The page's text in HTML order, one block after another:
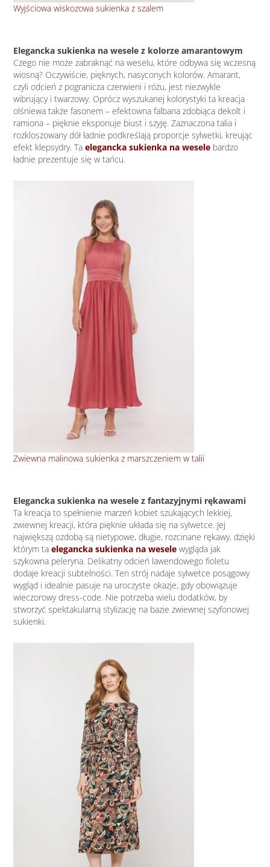
Wyjściowa wiskozowa sukienka z szalem
Elegancka sukienka na wesele z kolorze amarantowym
Czego nie może zabraknąć na weselu, które odbywa się wczesną
wiosną? Oczywiście, pięknych, nasyconych kolorów. Amarant,
czyli odcień z pogranicza czerwieni i różu, jest niezwykle
wibrujący i twarzowy. Oprócz wyszukanej kolorystyki ta kreacja
olśniewa także fasonem – efektowna falbana zdobiąca dekolt i
ramiona – pięknie eksponuje biust i szyję. Zaznaczona talia i
rozkloszowany dół ładnie podkreślają proporcje sylwetki, kreując
efekt klepsydry. Taelegancka sukienka na wesele bardzo
ładnie prezentuje się w tańcu.
Zwiewna malinowa sukienka z marszczeniem w talii
Elegancka sukienka na wesele z fantazyjnymi rękawami
Ta kreacja to spełnienie marzeń kobiet szukających lekkiej,
zwiewnej kreacji, która pięknie układa się na sylwetce. Jej
największą ozdobą są nietypowe, długie, rozcinane rękawy, dzięki
którym taelegancka sukienka na wesele wygląda jak
szykowna peleryna. Delikatny odcień lawendowego fioletu
dodaje kreacji subtelności. Ten strój nadaje sylwetce posągowy
wygląd i idealnie pasuje na uroczyste okazje, gdy obowiązuje
wieczorowy dress-code. Nie potrzeba wielu dodatków, by
stworzyć spektakularną stylizację na bazie zwiewnej szyfonowej
sukienki.